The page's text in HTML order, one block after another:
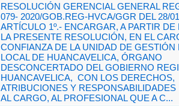
RESOLUCIÓN GERENCIAL GENERAL
079- 2020/GOB.REG-HVCA/GGR DEL 28/
ARTÍCULO 1º.- ENCARGAR, A PARTIR DE
LA PRESENTE RESOLUCIÓN, EN EL
CONFIANZA DE LA UNIDAD DE GESTIÓN
LOCAL DE HUANCAVELICA, ÓRGANO
DESCONCERTADO DEL GOBIERNO
HUANCAVELICA, CON LOS DERECHOS,
ATRIBUCIONES Y RESPONSABILIDADES
AL CARGO, AL PROFESIONAL QUE A C...